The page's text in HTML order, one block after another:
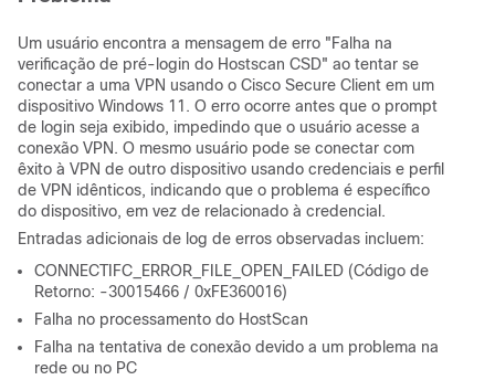
Um usuário encontra a mensagem de erro "Falha na
verificação de pré-login do Hostscan CSD" ao tentar se
conectar a uma VPN usando o Cisco Secure Client em um
dispositivo Windows 11. O erro ocorre antes que o prompt
de login seja exibido, impedindo que o usuário acesse a
conexão VPN. O mesmo usuário pode se conectar com
êxito à VPN de outro dispositivo usando credenciais e perfil
de VPN idênticos, indicando que o problema é específico
do dispositivo, em vez de relacionado à credencial.
Entradas adicionais de log de erros observadas incluem:
CONNECTIFC_ERROR_FILE_OPEN_FAILED (Código de
Retorno: -30015466 / 0xFE360016)
Falha no processamento do HostScan
Falha na tentativa de conexão devido a um problema na
rede ou no PC